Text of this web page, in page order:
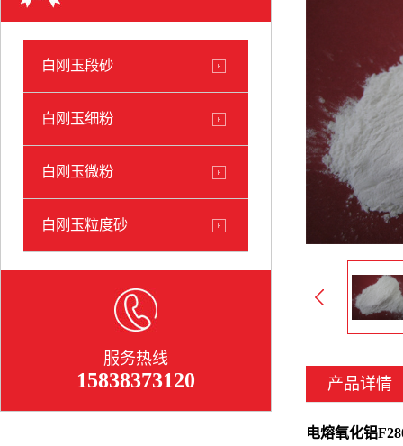
白刚玉段砂
白刚玉细粉
白刚玉微粉
白刚玉粒度砂
服务热线
15838373120 产品详情
电熔氧化铝